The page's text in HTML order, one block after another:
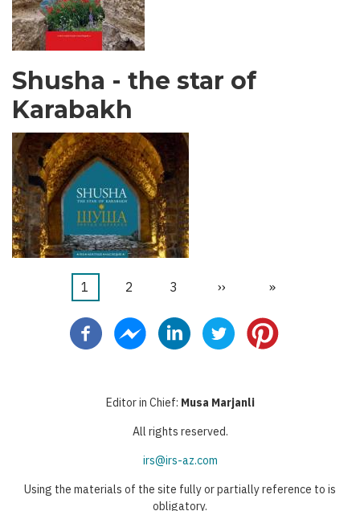
Shusha - the star of
Karabakh
Pagination
Current
1 Page
2 Page
3
Next
››
Last
»
Editor in Chief: Musa Marjanli
All rights reserved.
irs@irs-az.com
Using the materials of the site fully or partially reference to is
obligatory.